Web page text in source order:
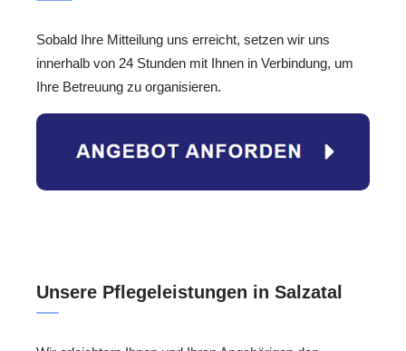
Sobald Ihre Mitteilung uns erreicht, setzen wir uns
innerhalb von 24 Stunden mit Ihnen in Verbindung, um
Ihre Betreuung zu organisieren.
Unsere Pflegeleistungen in Salzatal